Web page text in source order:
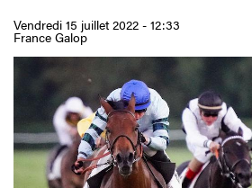
Vendredi 15 juillet 2022 - 12:33
France Galop